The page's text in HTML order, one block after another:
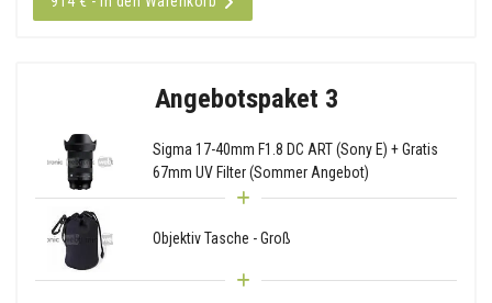
Angebotspaket 3
Sigma 17-40mm F1.8 DC ART (Sony E) + Gratis
67mm UV Filter (Sommer Angebot)
Objektiv Tasche - Groß